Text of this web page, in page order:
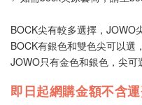
BOCK尖有較多選擇，JOWO
BOCK有銀色和雙色尖可以選
JOWO只有金色和銀色，尖可
即日起網購金額不含